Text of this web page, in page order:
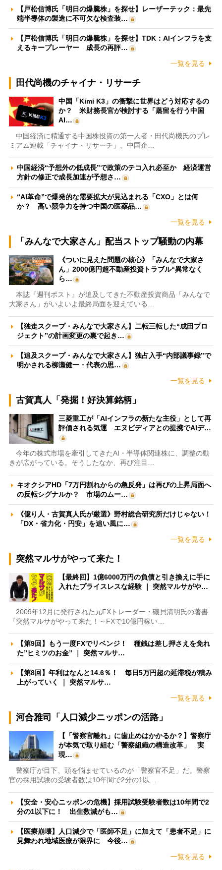
【戸松信博氏「明日の爆騰株」を探せ】レーザーテック：最先
端半導体の製造に不可欠な検査装…
【戸松信博氏「明日の爆騰株」を探せ】TDK：AIインフラを支
えるキープレーヤー 成長の再評…
一覧を見る
田代尚機のチャイナ・リサーチ
中国「Kimi K3」の衝撃に世界はどう対応するの
か？ 米財務長官が検討する「蒸留を行う中国
AI…
中国経済に精通する中国株投資の第一人者・田代尚機氏のプレ
ミアム連載「チャイナ・リサーチ」。中国企…
中国経済“予想外の低成長”で政策のテコ入れ必至か 経済運営
方針の修正で成長加速が予想さ…
“AI革命”で爆発的な需要拡大が見込まれる「CXO」とは何
か？ 高い競争力を持つ中国の医薬品…
一覧を見る
「みんなで大家さん」配当ストップ騒動の内幕
《ついに見えた問題の核心》「みんなで大家さ
ん」2000億円超不動産投資トラブル“異常なく
ら…
本誌『週刊ポスト』が追及してきた不動産投資商品「みんなで
大家さん」がいよいよ最終局面を迎えている…
【独走スクープ・みんなで大家さん】二転三転した“成田プロ
ジェクト”の計画変更の裏で起き…
【追及スクープ・みんなで大家さん】独占入手“内部議事録”で
明かされる柳瀬健一・代表の思…
一覧を見る
古賀真人「発掘！好決算銘柄」
三菱重工が「AIインフラの新たな主役」として再
評価される気運 エヌビディアとの提携でAIデ…
今年の株式市場を牽引してきたAI・半導体関連株に、調整の動
きが広がっている。そうしたなか、再び注目…
キオクシアHD「7万円割れからの急反発」は再びの上昇局面へ
の反転シグナルか？ 市場のムー…
《億り人・古賀真人氏が厳選》野村総合研究所だけじゃない！
「DX・省力化・円安」を追い風に…
一覧を見る
突然マルサがやって来た！
【最終回】1億6000万円の負債と引き換えに手に
入れたプライスレスな経験 ｜ 突然マルサがや…
2009年12月に発行された元FXトレーダー・磯貝清明氏の著書
『突然マルサがやって来た！～FXで10億円稼い…
【第9回】もう一度FXでリベンジ！ 種銭は差し押さえを免れ
た”ヒミツのお金” ｜ 突然マルサ…
【第8回】年利はなんと14.6％！ 毎日5万円超の延滞税が積み
上がっていく ｜ 突然マルサ…
一覧を見る
河合雅司「人口減少ニッポンの活路」
【「警察官離れ」に歯止めはかかるか？】警察庁
が本気で取り組む「警察組織の構造改革」 実
現…
警察庁が目下、頭を悩ませているのが「警察官不足」だ。警察
官の採用試験の受験者数は10年間で2分の1以…
【安全・安心ニッポンの危機】採用試験受験者数は10年間で2
分の1以下に！ 出生数減がも…
【医療崩壊】人口減少で「医師不足」に加えて「患者不足」に
見舞われ地域医療が限界に 今後…
一覧を見る